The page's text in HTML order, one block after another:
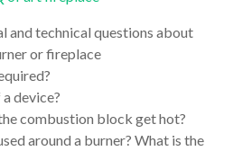
and technical questions about
or fireplace
device?
combustion block get hot?
around a burner? What is the